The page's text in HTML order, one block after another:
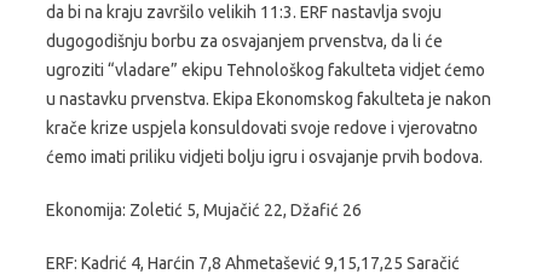
da bi na kraju završilo velikih 11:3. ERF nastavlja svoju
dugogodišnju borbu za osvajanjem prvenstva, da li će
ugroziti “vladare” ekipu Tehnološkog fakulteta vidjet ćemo
u nastavku prvenstva. Ekipa Ekonomskog fakulteta je nakon
krače krize uspjela konsuldovati svoje redove i vjerovatno
ćemo imati priliku vidjeti bolju igru i osvajanje prvih bodova.
Ekonomija: Zoletić 5, Mujačić 22, Džafić 26
ERF: Kadrić 4, Harćin 7,8 Ahmetašević 9,15,17,25 Saračić